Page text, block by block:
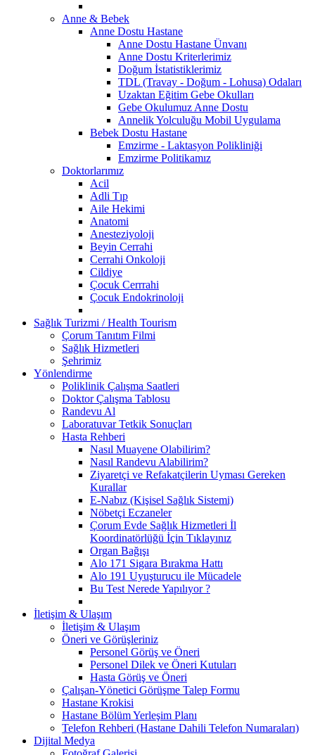
Anne & Bebek
Anne Dostu Hastane
Anne Dostu Hastane Ünvanı
Anne Dostu Kriterlerimiz
Doğum İstatistiklerimiz
TDL (Travay - Doğum - Lohusa) Odaları
Uzaktan Eğitim Gebe Okulları
Gebe Okulumuz Anne Dostu
Annelik Yolculuğu Mobil Uygulama
Bebek Dostu Hastane
Emzirme - Laktasyon Polikliniği
Emzirme Politikamız
Doktorlarımız
Acil
Adli Tıp
Aile Hekimi
Anatomi
Anesteziyoloji
Beyin Cerrahi
Cerrahi Onkoloji
Cildiye
Çocuk Cerrrahi
Çocuk Endokrinoloji
Sağlık Turizmi / Health Tourism
Çorum Tanıtım Filmi
Sağlık Hizmetleri
Şehrimiz
Yönlendirme
Poliklinik Çalışma Saatleri
Doktor Çalışma Tablosu
Randevu Al
Laboratuvar Tetkik Sonuçları
Hasta Rehberi
Nasıl Muayene Olabilirim?
Nasıl Randevu Alabilirim?
Ziyaretçi ve Refakatçilerin Uyması Gereken
Kurallar
E-Nabız (Kişisel Sağlık Sistemi)
Nöbetçi Eczaneler
Çorum Evde Sağlık Hizmetleri İl
Koordinatörlüğü İçin Tıklayınız
Organ Bağışı
Alo 171 Sigara Bırakma Hattı
Alo 191 Uyuşturucu ile Mücadele
Bu Test Nerede Yapılıyor ?
İletişim & Ulaşım
İletişim & Ulaşım
Öneri ve Görüşleriniz
Personel Görüş ve Öneri
Personel Dilek ve Öneri Kutuları
Hasta Görüş ve Öneri
Çalışan-Yönetici Görüşme Talep Formu
Hastane Krokisi
Hastane Bölüm Yerleşim Planı
Telefon Rehberi (Hastane Dahili Telefon Numaraları)
Dijital Medya